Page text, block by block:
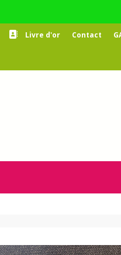
Livre d'or Contact